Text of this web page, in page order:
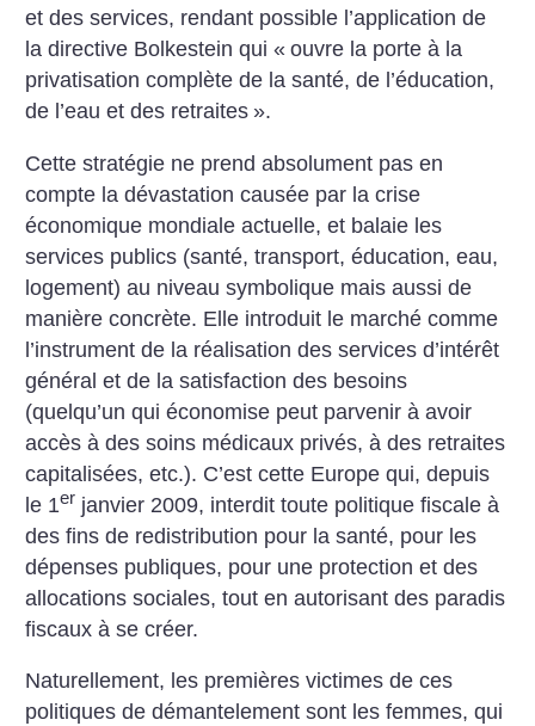
et des services, rendant possible l’application de
la directive Bolkestein qui « ouvre la porte à la
privatisation complète de la santé, de l’éducation,
de l’eau et des retraites ».
Cette stratégie ne prend absolument pas en
compte la dévastation causée par la crise
économique mondiale actuelle, et balaie les
services publics (santé, transport, éducation, eau,
logement) au niveau symbolique mais aussi de
manière concrète. Elle introduit le marché comme
l’instrument de la réalisation des services d’intérêt
général et de la satisfaction des besoins
(quelqu’un qui économise peut parvenir à avoir
accès à des soins médicaux privés, à des retraites
capitalisées, etc.). C’est cette Europe qui, depuis
le 1er janvier 2009, interdit toute politique fiscale à
des fins de redistribution pour la santé, pour les
dépenses publiques, pour une protection et des
allocations sociales, tout en autorisant des paradis
fiscaux à se créer.
Naturellement, les premières victimes de ces
politiques de démantelement sont les femmes, qui